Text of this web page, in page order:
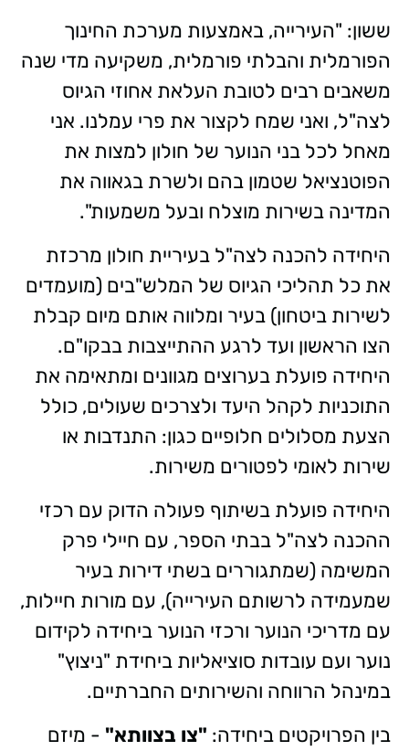
ששון: "העירייה, באמצעות מערכת החינוך
הפורמלית והבלתי פורמלית, משקיעה מדי שנה
משאבים רבים לטובת העלאת אחוזי הגיוס
לצה"ל, ואני שמח לקצור את פרי עמלנו. אני
מאחל לכל בני הנוער של חולון למצות את
הפוטנציאל שטמון בהם ולשרת בגאווה את
המדינה בשירות מוצלח ובעל משמעות".
היחידה להכנה לצה"ל בעיריית חולון מרכזת
את כל תהליכי הגיוס של המלש"בים (מועמדים
לשירות ביטחון) בעיר ומלווה אותם מיום קבלת
הצו הראשון ועד לרגע ההתייצבות בבקו"ם.
היחידה פועלת בערוצים מגוונים ומתאימה את
התוכניות לקהל היעד ולצרכים שעולים, כולל
הצעת מסלולים חלופיים כגון: התנדבות או
שירות לאומי לפטורים משירות.
היחידה פועלת בשיתוף פעולה הדוק עם רכזי
ההכנה לצה"ל בבתי הספר, עם חיילי פרק
המשימה (שמתגוררים בשתי דירות בעיר
שמעמידה לרשותם העירייה), עם מורות חיילות,
עם מדריכי הנוער ורכזי הנוער ביחידה לקידום
נוער ועם עובדות סוציאליות ביחידת "ניצוץ"
במינהל הרווחה והשירותים החברתיים.
בין הפרויקטים ביחידה: "צו בצוותא" - מיזם